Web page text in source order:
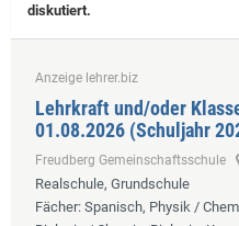
diskutiert.
Anzeige lehrer.biz
Lehrkraft und/oder
01.08.2026 (Schuljahr
Freudberg Gemeinschaftsschule
Realschule, Grundschule
Fächer: Spanisch, Physik /